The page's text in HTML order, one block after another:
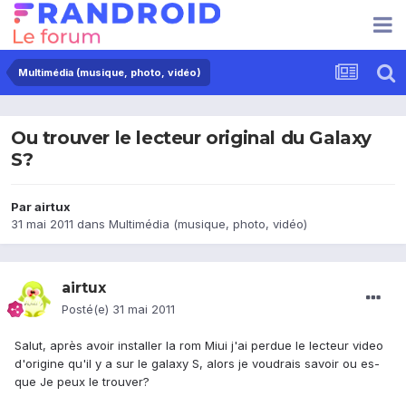
Multimédia (musique, photo, vidéo)
Ou trouver le lecteur original du Galaxy
S?
Parairtux
31 mai 2011 dans Multimédia (musique, photo, vidéo)
airtux
Posté(e) 31 mai 2011
Salut, après avoir installer la rom Miui j'ai perdue le lecteur video
d'origine qu'il y a sur le galaxy S, alors je voudrais savoir ou es-
que Je peux le trouver?